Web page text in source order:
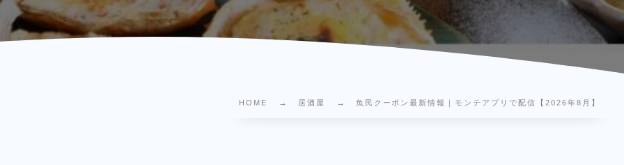
HOME 居酒屋 魚民クーポン最新情報｜モンテアプリで配信【2026年8月】